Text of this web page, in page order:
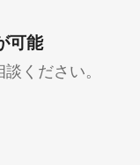
可能
ください。